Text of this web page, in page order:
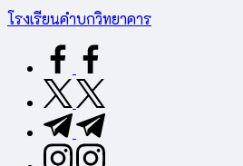
Skip
content
โรงเรียนคำบกวิทยาคาร
อ.คำชะอี
จ.มุกดาหาร
สำนักงาน
เขต
facebook.com
twitter.com
t.me
instagram.com